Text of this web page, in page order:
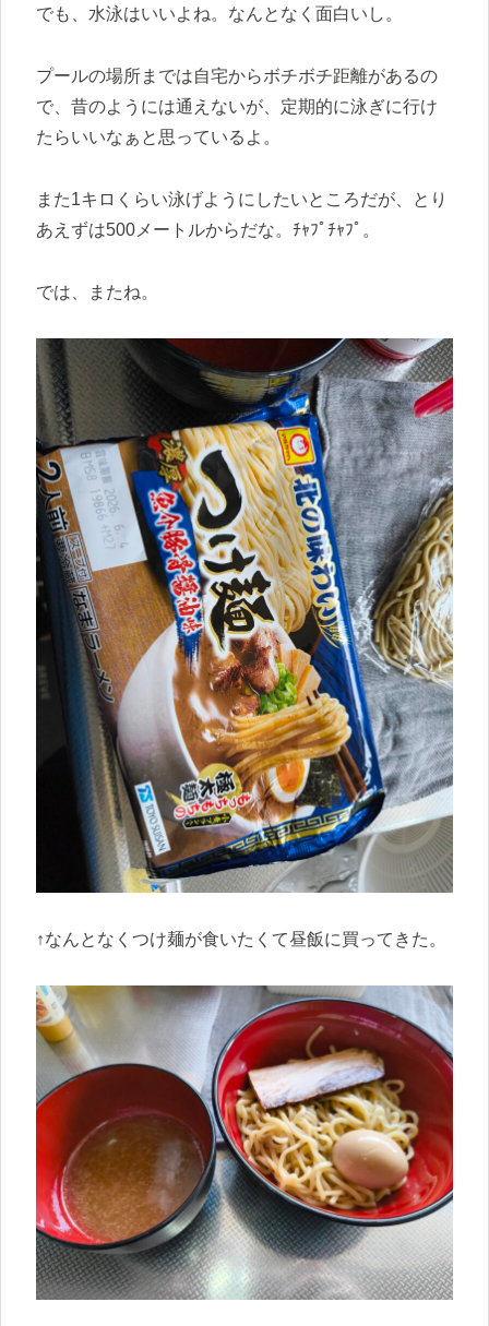
でも、水泳はいいよね。なんとなく面白いし。
プールの場所までは自宅からボチボチ距離があるの
で、昔のようには通えないが、定期的に泳ぎに行け
たらいいなぁと思っているよ。
また1キロくらい泳げようにしたいところだが、とり
あえずは500メートルからだな。ﾁｬﾌﾟﾁｬﾌﾟ。
では、またね。
↑なんとなくつけ麺が食いたくて昼飯に買ってきた。